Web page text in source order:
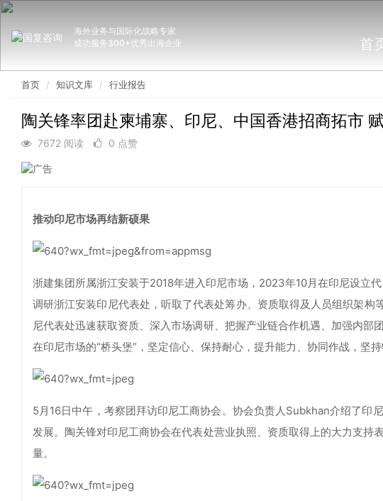
海外业务与国际化战略专家
成功服务300+优秀出海企业
首
首页 知识文库 行业报告
陶关锋率团赴柬埔寨、印尼、中国香港招商拓市
7672 阅读 0 点赞
推动印尼市场再结新硕果
浙建集团所属浙江安装于2018年进入印尼市场，2023年10月在印尼设立
调研浙江安装印尼代表处，听取了代表处筹办、资质取得及人员组织架构
尼代表处迅速获取资质、深入市场调研、把握产业链合作机遇、加强内
在印尼市场的“桥头堡”，坚定信心、保持耐心，提升能力、协同作战，坚
5月16日中午，考察团拜访印尼工商协会。协会负责人Subkhan介绍了印
发展。陶关锋对印尼工商协会在代表处营业执照、资质取得上的大力支
量。